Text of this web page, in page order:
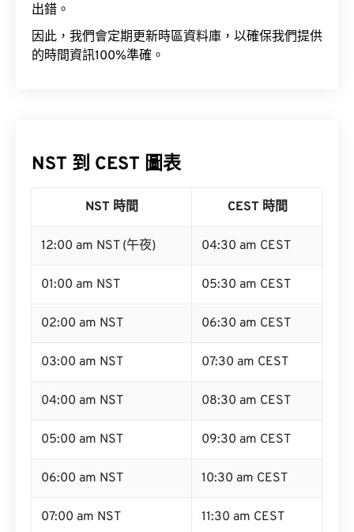
出錯。
因此，我們會定期更新時區資料庫，以確保我們提供
的時間資訊100%準確。
NST 到 CEST 圖表
NST 時間 CEST 時間
12:00 am NST (午夜) 04:30 am CEST
01:00 am NST 05:30 am CEST
02:00 am NST 06:30 am CEST
03:00 am NST 07:30 am CEST
04:00 am NST 08:30 am CEST
05:00 am NST 09:30 am CEST
06:00 am NST 10:30 am CEST
07:00 am NST 11:30 am CEST